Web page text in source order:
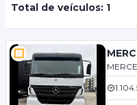
Total de veículos: 1